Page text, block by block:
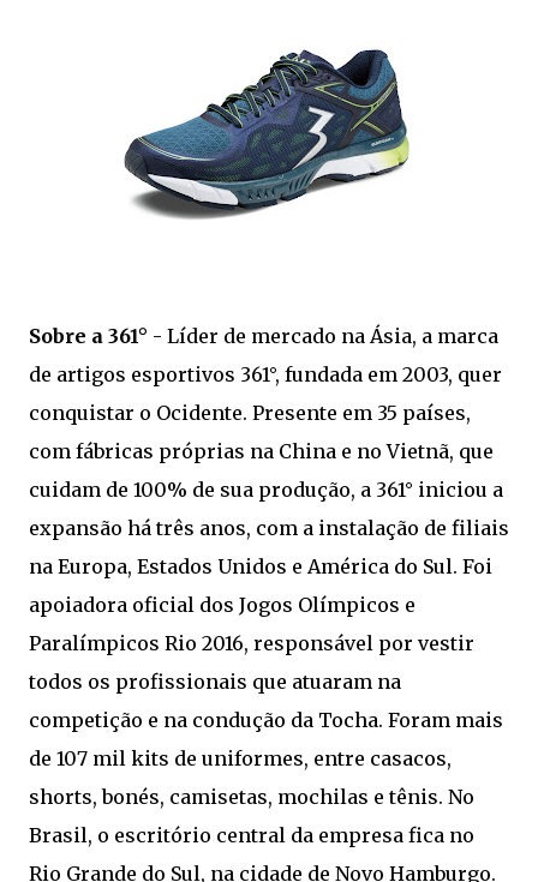
Sobre a 361° - Líder de mercado na Ásia, a marca
de artigos esportivos 361°, fundada em 2003, quer
conquistar o Ocidente. Presente em 35 países,
com fábricas próprias na China e no Vietnã, que
cuidam de 100% de sua produção, a 361° iniciou a
expansão há três anos, com a instalação de filiais
na Europa, Estados Unidos e América do Sul. Foi
apoiadora oficial dos Jogos Olímpicos e
Paralímpicos Rio 2016, responsável por vestir
todos os profissionais que atuaram na
competição e na condução da Tocha. Foram mais
de 107 mil kits de uniformes, entre casacos,
shorts, bonés, camisetas, mochilas e tênis. No
Brasil, o escritório central da empresa fica no
Rio Grande do Sul, na cidade de Novo Hamburgo.